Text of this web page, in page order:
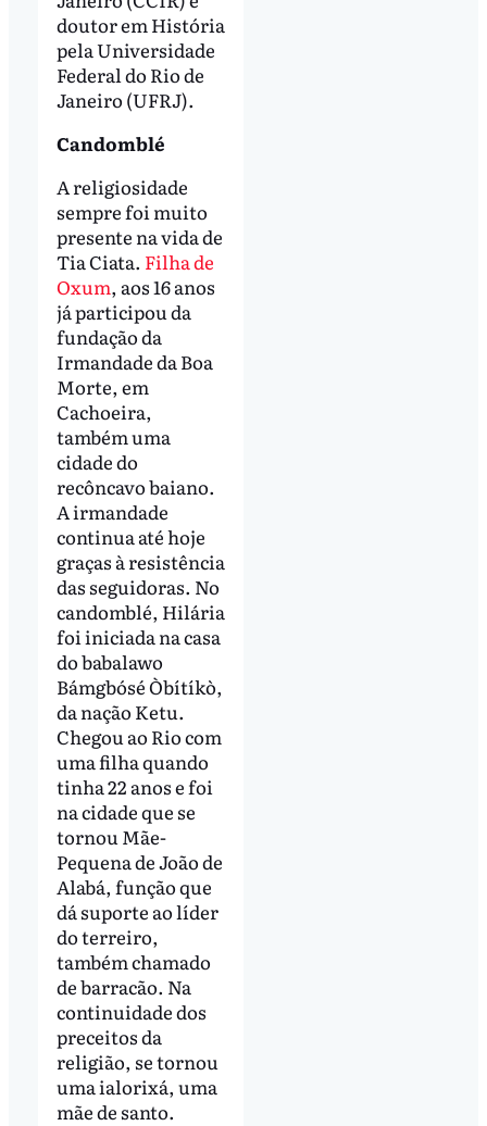
doutor em História
pela Universidade
Federal do Rio de
Janeiro (UFRJ).
Candomblé
A religiosidade
sempre foi muito
presente na vida de
Tia Ciata. Filha de
Oxum, aos 16 anos
já participou da
fundação da
Irmandade da Boa
Morte, em
Cachoeira,
também uma
cidade do
recôncavo baiano.
A irmandade
continua até hoje
graças à resistência
das seguidoras. No
candomblé, Hilária
foi iniciada na casa
do babalawo
Bámgbósé Òbítíkò,
da nação Ketu.
Chegou ao Rio com
uma filha quando
tinha 22 anos e foi
na cidade que se
tornou Mãe-
Pequena de João de
Alabá, função que
dá suporte ao líder
do terreiro,
também chamado
de barracão. Na
continuidade dos
preceitos da
religião, se tornou
uma ialorixá, uma
mãe de santo.